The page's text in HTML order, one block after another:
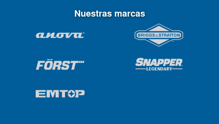
Nuestras marcas